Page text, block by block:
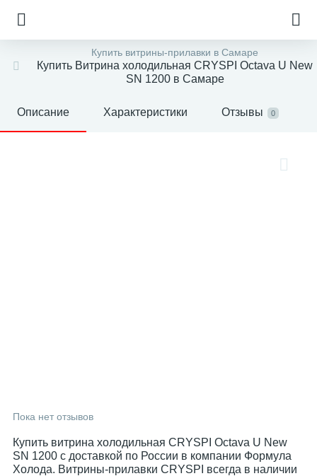
Купить витрины-прилавки в Самаре
Купить Витрина холодильная CRYSPI Octava U New
SN 1200 в Самаре
Описание Характеристики Отзывы 0
Пока нет отзывов
Купить витрина холодильная CRYSPI Octava U New
SN 1200 с доставкой по России в компании Формула
Холода. Витрины-прилавки CRYSPI всегда в наличии